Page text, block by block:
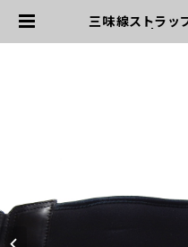
三味線ストラッ